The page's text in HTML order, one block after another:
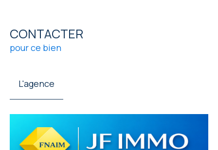
CONTACTER
pour ce bien
L'agence